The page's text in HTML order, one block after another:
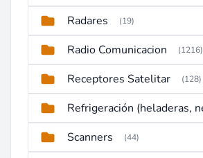
Radares (19)
Radio Comunicacion (1216)
Receptores Satelitar (128)
Scanners (44)